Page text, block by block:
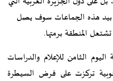
هذه الجماعات سوف يصل
المنطقة برمتها.
الثامن للإعلام والدراسات
تركزت على فرض السيطرة